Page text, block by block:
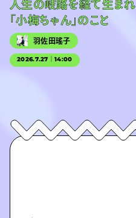
人生の岐路を経て生ま
「小梅ちゃん」のこと
羽佐田瑤子
2026.7.27｜14:00